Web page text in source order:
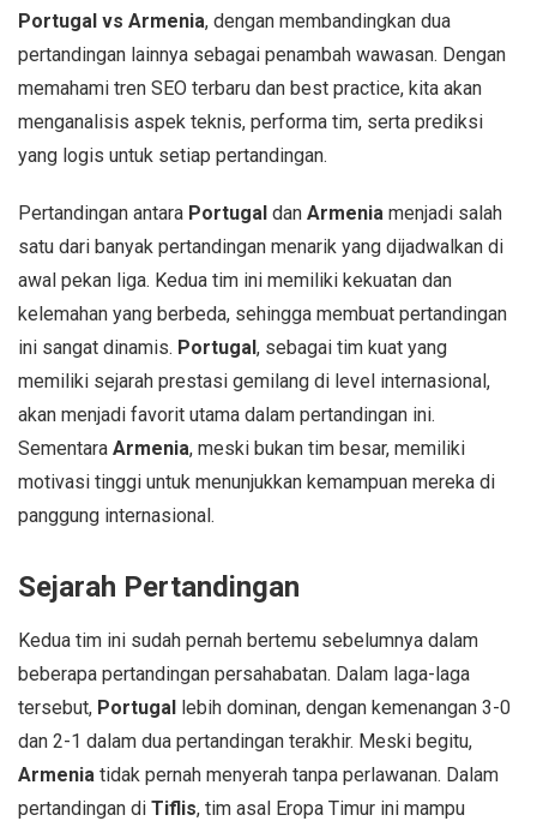
Portugal vs Armenia, dengan membandingkan dua
pertandingan lainnya sebagai penambah wawasan. Dengan
memahami tren SEO terbaru dan best practice, kita akan
menganalisis aspek teknis, performa tim, serta prediksi
yang logis untuk setiap pertandingan.
Pertandingan antara Portugal dan Armenia menjadi salah
satu dari banyak pertandingan menarik yang dijadwalkan di
awal pekan liga. Kedua tim ini memiliki kekuatan dan
kelemahan yang berbeda, sehingga membuat pertandingan
ini sangat dinamis. Portugal, sebagai tim kuat yang
memiliki sejarah prestasi gemilang di level internasional,
akan menjadi favorit utama dalam pertandingan ini.
Sementara Armenia, meski bukan tim besar, memiliki
motivasi tinggi untuk menunjukkan kemampuan mereka di
panggung internasional.
Sejarah Pertandingan
Kedua tim ini sudah pernah bertemu sebelumnya dalam
beberapa pertandingan persahabatan. Dalam laga-laga
tersebut, Portugal lebih dominan, dengan kemenangan 3-0
dan 2-1 dalam dua pertandingan terakhir. Meski begitu,
Armenia tidak pernah menyerah tanpa perlawanan. Dalam
pertandingan di Tiflis, tim asal Eropa Timur ini mampu